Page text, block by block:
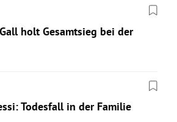
holt Gesamtsieg bei der
Todesfall in der Familie